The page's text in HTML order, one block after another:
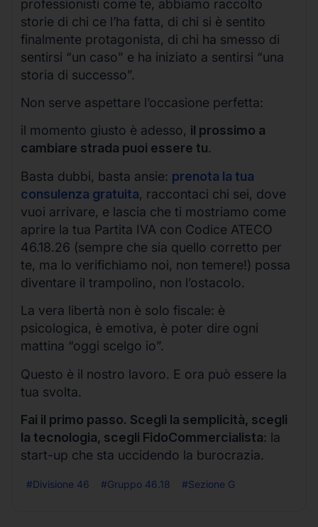
professionisti come te, abbiamo raccolto
storie di chi ce l’ha fatta, di chi si è sentito
finalmente protagonista, di chi ha smesso di
sentirsi “un caso” e ha iniziato a sentirsi “una
storia di successo”.
Non serve aspettare l’occasione perfetta:
il momento giusto è adesso, il prossimo a
cambiare strada puoi essere tu.
Basta dubbi, basta ansie: prenota la tua
consulenza gratuita, raccontaci chi sei, dove
vuoi arrivare, e lascia che ti mostriamo come
aprire la tua Partita IVA con Codice ATECO
46.18.26 (sempre che sia quello corretto per
te, ma lo verifichiamo noi, non temere!) possa
diventare il trampolino, non l’ostacolo.
La vera libertà non è solo fiscale: è
psicologica, è emotiva, è poter dire ogni
mattina “oggi scelgo io”.
Questo è il nostro lavoro. E ora può essere la
tua svolta.
Fai il primo passo. Scegli la semplicità, scegli
la tecnologia, scegli FidoCommercialista: la
start-up che sta uccidendo la burocrazia.
#Divisione 46 #Gruppo 46.18 #Sezione G